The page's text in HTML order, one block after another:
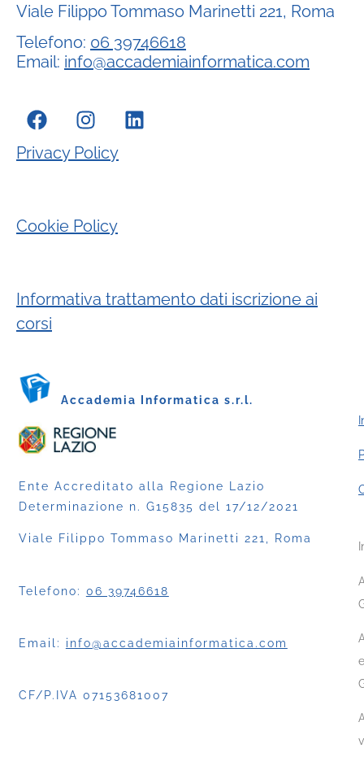
Viale Filippo Tommaso Marinetti 221, Roma
Telefono: 06 39746618
Email: info@accademiainformatica.com
Privacy Policy
Cookie Policy
Informativa trattamento dati iscrizione ai
corsi
Accademia Informatica s.r.l.
Ente Accreditato alla Regione Lazio
Determinazione n. G15835 del 17/12/2021
Viale Filippo Tommaso Marinetti 221, Roma
Telefono: 06 39746618
Email: info@accademiainformatica.com
CF/P.IVA 07153681007